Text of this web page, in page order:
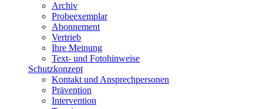
Archiv
Probeexemplar
Abonnement
Vertrieb
Ihre Meinung
Text- und Fotohinweise
Schutzkonzept
Kontakt und Ansprechpersonen
Prävention
Intervention